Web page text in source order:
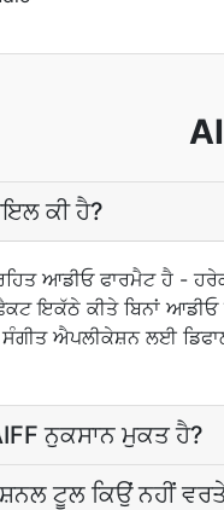
ਕੀ ਹੈ?
ਆਡੀਓ ਫਾਰਮੈਟ ਹੈ -
ਇਕੱਠੇ ਕੀਤੇ ਬਿਨਾਂ
ਐਪਲੀਕੇਸ਼ਨ ਲਈ
ਨੁਕਸਾਨ ਮੁਕਤ ਹੈ?
ਟੂਲ ਕਿਉਂ ਨਹੀਂ